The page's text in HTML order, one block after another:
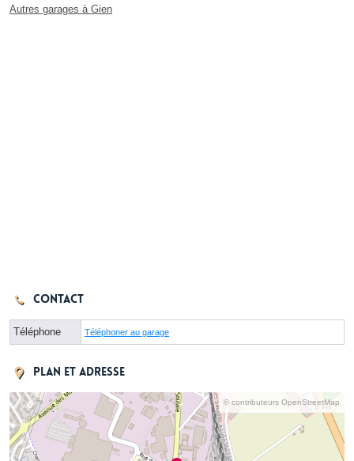
Autres garages à Gien
Contact
Téléphone Téléphoner au garage
Plan et adresse
© contributeurs OpenStreetMap